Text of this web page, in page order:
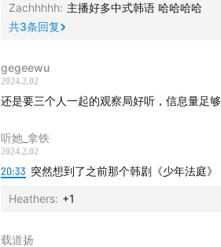
Zachhhhh: 主播好多中式韩语 哈哈哈哈
共3条回复
gegeewu
2024.2.02
还是要三个人一起的观察局好听，信息量足够
听她_拿铁
2024.2.02
20:33 突然想到了之前那个韩剧《少年法庭》
Heathers: +1
载道扬